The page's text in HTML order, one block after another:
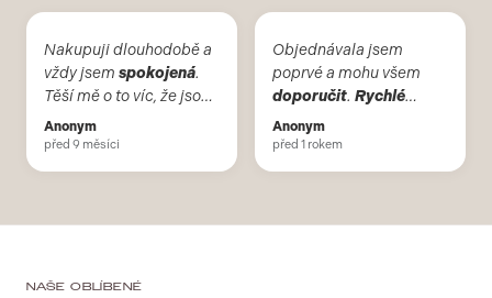
Nakupuji dlouhodobě a
vždy jsem spokojená.
Těší mě o to víc, že jsou
to české výrobky a
česká firma. Telefonicky
Anonym
před 9 měsíci
Objednávala jsem
poprvé a mohu všem
doporučit. Rychlé
vyřízení a doručení mé
objednavky.
Anonym
před 1 rokem
NAŠE OBLÍBENÉ